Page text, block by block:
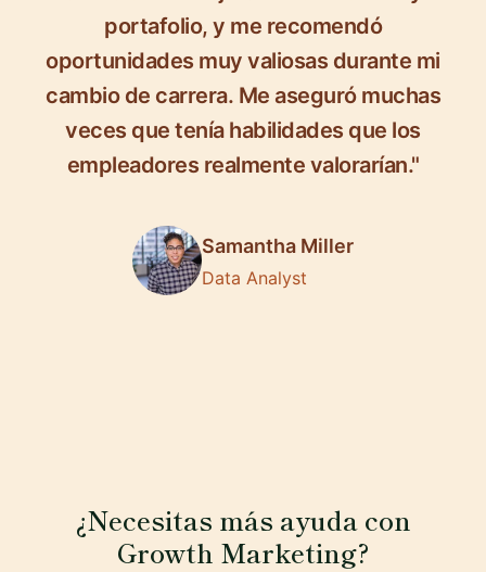
portafolio, y me recomendó
oportunidades muy valiosas durante mi
cambio de carrera. Me aseguró muchas
veces que tenía habilidades que los
empleadores realmente valorarían."
Samantha Miller
Data Analyst
¿Necesitas más ayuda con
Growth Marketing?